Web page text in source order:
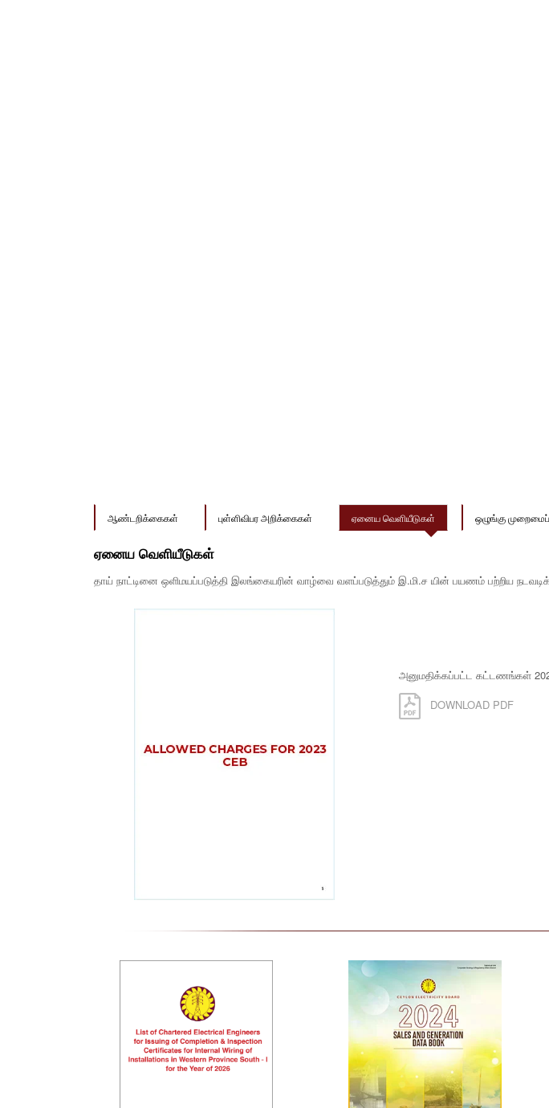
ஆண்டறிக்கைகள் புள்ளிவிபர அறிக்கைகள் ஏனைய வெளியீடுகள் ஒழுங்கு
ஏனைய வெளியீடுகள்
தாய் நாட்டினை ஒளிமயப்படுத்தி இலங்கையரின் வாழ்வை வளப்படுத்தும் இ.மி.ச யின் பயணம் பற்றிய
அனுமதிக்கப்பட்ட கட்டணங்கள்
DOWNLOAD PDF